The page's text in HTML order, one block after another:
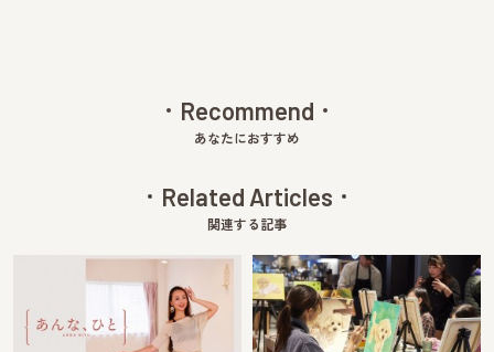
Recommend
あなたにおすすめ
Related Articles
関連する記事